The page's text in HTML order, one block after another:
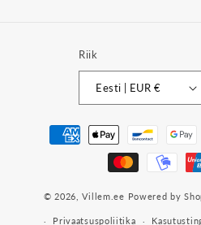
Riik
Eesti | EUR €
Makseviisid
© 2026,Villem.ee Powered by
Privaatsuspoliitika